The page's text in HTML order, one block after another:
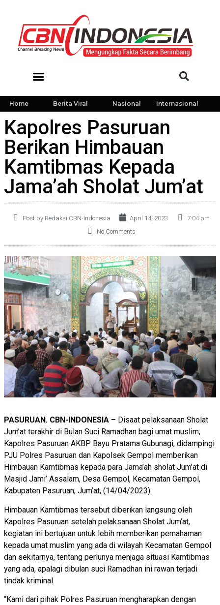
Home Berita Viral Nasional Internasional
Kapolres Pasuruan
Berikan Himbauan
Kamtibmas Kepada
Jama’ah Sholat Jum’at
Post by Redaksi CBN-Indonesia April 14, 2023
7:04 pm
No Comments
PASURUAN. CBN-INDONESIA – Disaat pelaksanaan Sholat
Jum’at terakhir di Bulan Suci Ramadhan bagi umat muslim,
Kapolres Pasuruan AKBP Bayu Pratama Gubunagi, didampingi
PJU Polres Pasuruan dan Kapolsek Gempol memberikan
Himbauan Kamtibmas kepada para Jama’ah sholat Jum’at di
Masjid Jami’ Assalam, Desa Gempol, Kecamatan Gempol,
Kabupaten Pasuruan, Jum’at, (14/04/2023).
Himbauan Kamtibmas tersebut diberikan langsung oleh
Kapolres Pasuruan setelah pelaksanaan Sholat Jum’at,
kegiatan ini bertujuan untuk lebih memberikan pemahaman
kepada umat muslim yang ada di wilayah Kecamatan Gempol
dan sekitarnya, tentang perlunya menjaga situasi Kamtibmas
yang ada, apalagi dibulan suci Ramadhan ini rawan terjadi
tindak kriminal.
“Kami dari pihak Polres Pasuruan mengharapkan dengan